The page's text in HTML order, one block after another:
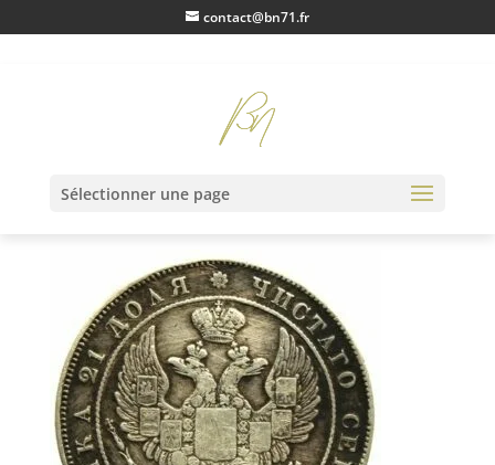
contact@bn71.fr
Sélectionner une page
IMG_0121